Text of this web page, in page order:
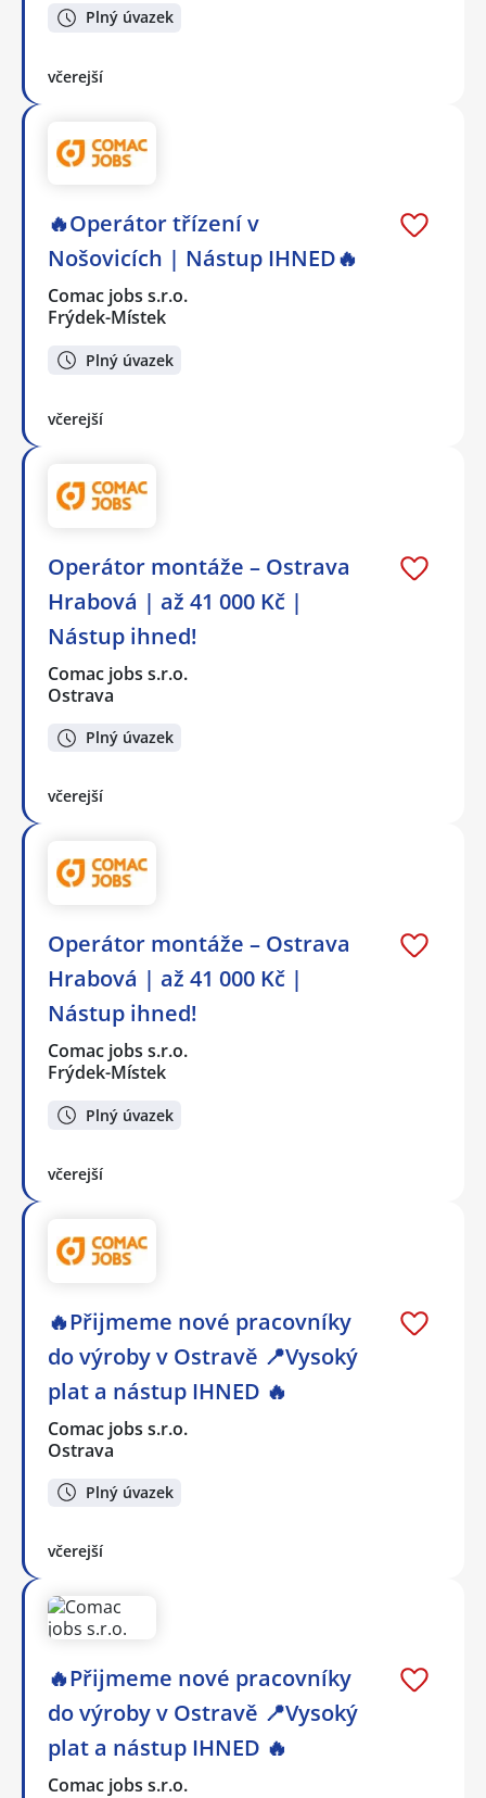
Plný úvazek
včerejší
🔥Operátor třízení v
Nošovicích | Nástup IHNED🔥
Comac jobs s.r.o.
Frýdek-Místek
Plný úvazek
včerejší
Operátor montáže – Ostrava
Hrabová | až 41 000 Kč |
Nástup ihned!
Comac jobs s.r.o.
Ostrava
Plný úvazek
včerejší
Operátor montáže – Ostrava
Hrabová | až 41 000 Kč |
Nástup ihned!
Comac jobs s.r.o.
Frýdek-Místek
Plný úvazek
včerejší
🔥Přijmeme nové pracovníky
do výroby v Ostravě 📍Vysoký
plat a nástup IHNED 🔥
Comac jobs s.r.o.
Ostrava
Plný úvazek
včerejší
🔥Přijmeme nové pracovníky
do výroby v Ostravě 📍Vysoký
plat a nástup IHNED 🔥
Comac jobs s.r.o.